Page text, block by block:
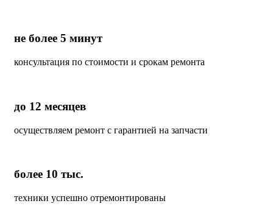
не более 5 минут
консультация по стоимости и срокам ремонта
до 12 месяцев
осуществляем ремонт с гарантией на запчасти
более 10 тыс.
техники успешно отремонтированы